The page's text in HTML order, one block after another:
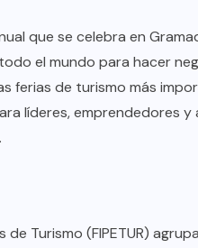
que se celebra en
el mundo para hacer
ferias de turismo más
líderes, emprendedores
Turismo (FIPETUR)